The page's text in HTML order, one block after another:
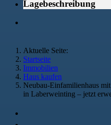
Lagebeschreibung
Aktuelle Seite:
Startseite
Immobilien
Haus kaufen
Neubau-Einfamilienhaus
in Laberweinting – jetzt